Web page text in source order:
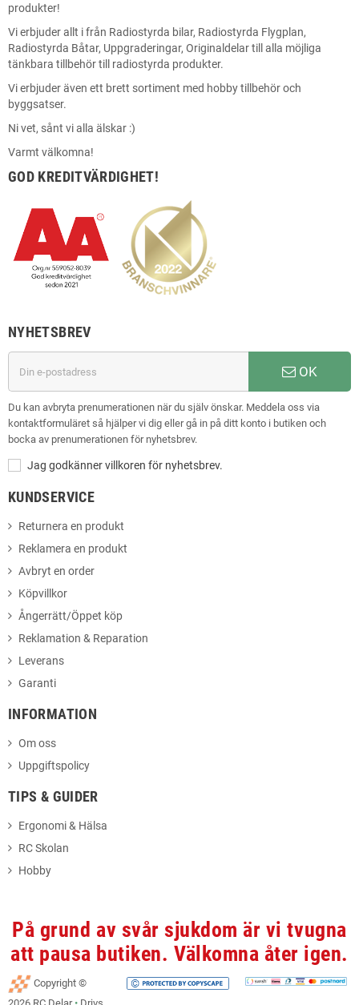
produkter!
Vi erbjuder allt i från Radiostyrda bilar, Radiostyrda Flygplan,
Radiostyrda Båtar, Uppgraderingar, Originaldelar till alla möjliga
tänkbara tillbehör till radiostyrda produkter.
Vi erbjuder även ett brett sortiment med hobby tillbehör och
byggsatser.
Ni vet, sånt vi alla älskar :)
Varmt välkomna!
GOD KREDITVÄRDIGHET!
NYHETSBREV
OK
Du kan avbryta prenumerationen när du själv önskar. Meddela oss via
kontaktformuläret så hjälper vi dig eller gå in på ditt konto i butiken och
bocka av prenumerationen för nyhetsbrev.
Jag godkänner villkoren för nyhetsbrev.
KUNDSERVICE
Returnera en produkt
Reklamera en produkt
Avbryt en order
Köpvillkor
Ångerrätt/Öppet köp
Reklamation & Reparation
Leverans
Garanti
INFORMATION
Om oss
Uppgiftspolicy
TIPS & GUIDER
Ergonomi & Hälsa
RC Skolan
Hobby
På grund av svår sjukdom är vi tvugna
att pausa butiken. Välkomna åter igen.
Copyright ©